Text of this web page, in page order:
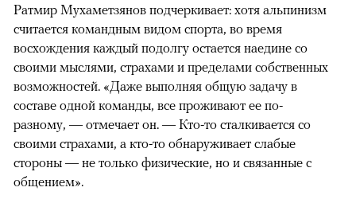
Ратмир Мухаметзянов подчеркивает: хотя альпинизм
считается командным видом спорта, во время
восхождения каждый подолгу остается наедине со
своими мыслями, страхами и пределами собственных
возможностей. «Даже выполняя общую задачу в
составе одной команды, все проживают ее по-
разному, — отмечает он. — Кто-то сталкивается со
своими страхами, а кто-то обнаруживает слабые
стороны — не только физические, но и связанные с
общением».